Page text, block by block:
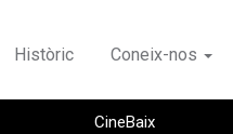
Històric Coneix-nos
CineBaix